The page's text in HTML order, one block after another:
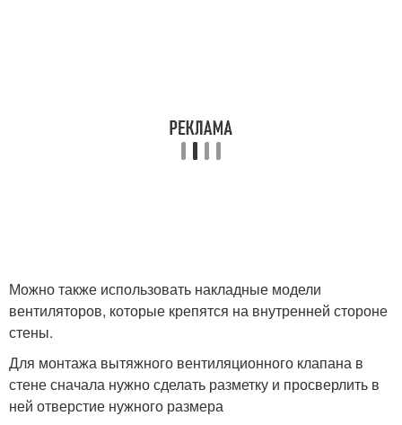
Можно также использовать накладные модели
вентиляторов, которые крепятся на внутренней стороне
стены.
Для монтажа вытяжного вентиляционного клапана в
стене сначала нужно сделать разметку и просверлить в
ней отверстие нужного размера